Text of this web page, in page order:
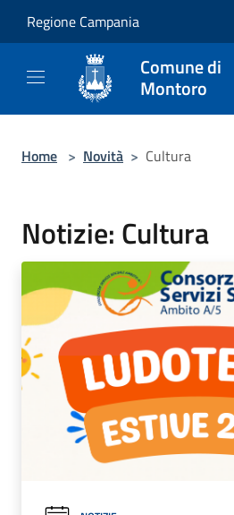
Regione Campania
Comune di
Montoro
Home > Novità > Cultura
Notizie: Cultura